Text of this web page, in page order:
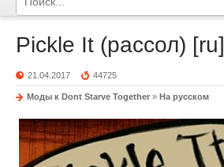
Pickle It (рассол) [ru]
21.04.2017 44725
Моды к Dont Starve Together » На русском